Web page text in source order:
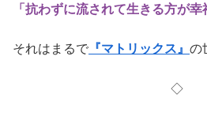
「抗わずに流されて生きる方が幸
それはまるで 『マトリックス』 の
◇